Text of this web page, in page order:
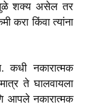
शक्य असेल तर
करा किंवा त्यांना
कधी नकारात्मक
ते घालवायला
आपले नकारात्मक